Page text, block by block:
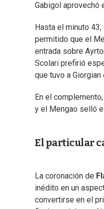
Gabigol aprovechó
Hasta el minuto
permitido que el
entrada sobre
Scolari prefirió
que tuvo a
En el complemento,
y el Mengao selló
El particular
La coronación de
inédito en un
convertirse en el